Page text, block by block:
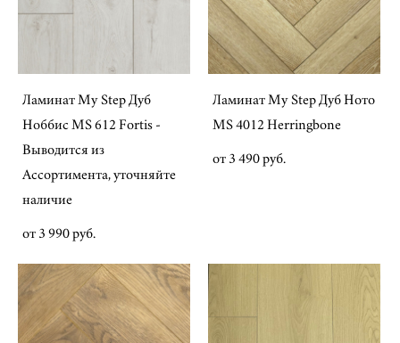
Ламинат My Step Дуб
Ноббис MS 612 Fortis -
Выводится из
Ассортимента, уточняйте
наличие
от 3 990 pуб.
Ламинат My Step Дуб Ното
MS 4012 Herringbone
от 3 490 pуб.